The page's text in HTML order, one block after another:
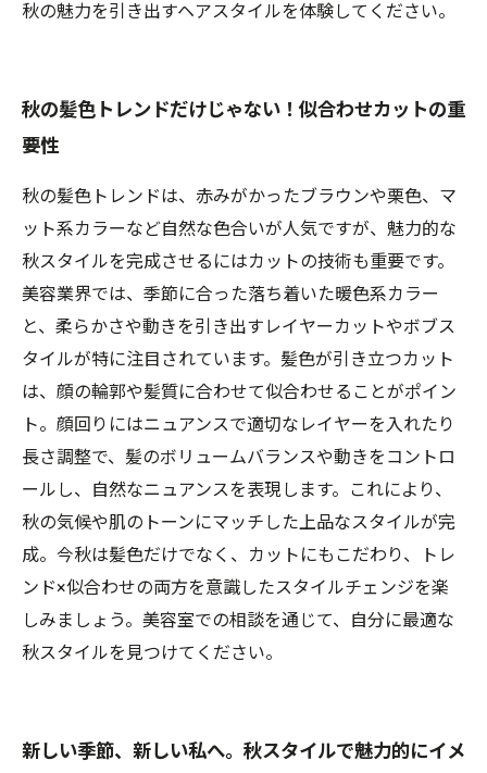
秋の魅力を引き出すヘアスタイルを体験してください。
秋の髪色トレンドだけじゃない！似合わせカットの重
要性
秋の髪色トレンドは、赤みがかったブラウンや栗色、マ
ット系カラーなど自然な色合いが人気ですが、魅力的な
秋スタイルを完成させるにはカットの技術も重要です。
美容業界では、季節に合った落ち着いた暖色系カラー
と、柔らかさや動きを引き出すレイヤーカットやボブス
タイルが特に注目されています。髪色が引き立つカット
は、顔の輪郭や髪質に合わせて似合わせることがポイン
ト。顔回りにはニュアンスで適切なレイヤーを入れたり
長さ調整で、髪のボリュームバランスや動きをコントロ
ールし、自然なニュアンスを表現します。これにより、
秋の気候や肌のトーンにマッチした上品なスタイルが完
成。今秋は髪色だけでなく、カットにもこだわり、トレ
ンド×似合わせの両方を意識したスタイルチェンジを楽
しみましょう。美容室での相談を通じて、自分に最適な
秋スタイルを見つけてください。
新しい季節、新しい私へ。秋スタイルで魅力的にイメ